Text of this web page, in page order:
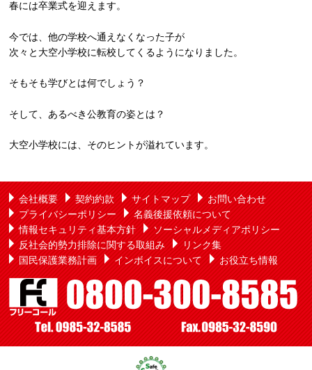
春には卒業式を迎えます。
今では、他の学校へ通えなくなった子が
次々と大空小学校に転校してくるようになりました。
そもそも学びとは何でしょう？
そして、あるべき公教育の姿とは？
大空小学校には、そのヒントが溢れています。
会社概要 契約約款 サイトマップ
お問い合わせ
プライバシーポリシー
名義後援依頼について
情報セキュリティ基本方針
ソーシャルメディアポリシー
反社会的勢力排除に関する取組み
リンク集
国民保護業務計画
インボイスについて お役立ち情報